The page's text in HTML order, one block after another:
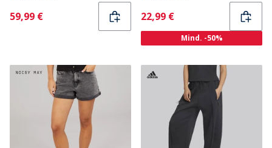
Current
59,99 € Current
22,99 €
Mind. -50%